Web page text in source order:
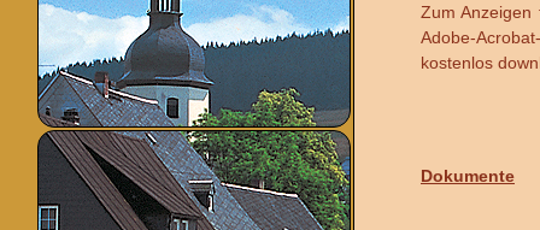
Zum Anzeigen
Adobe-
kostenlos
Dokumente